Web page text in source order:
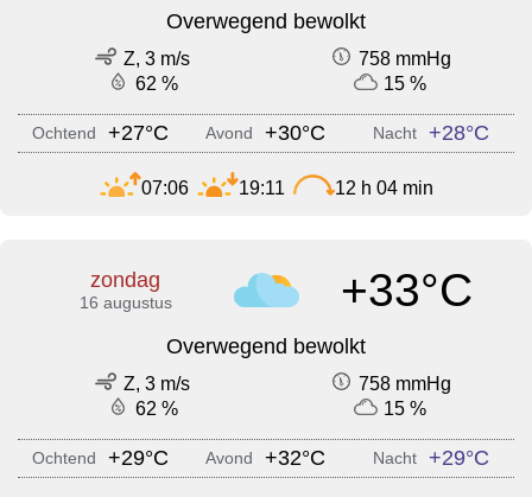
Overwegend bewolkt
Z, 3 m/s
758 mmHg
62 %
15 %
Ochtend +27°C Avond +30°C Nacht +28°C
07:06 19:11 12 h 04 min
zondag
16 augustus +33°C
Overwegend bewolkt
Z, 3 m/s
758 mmHg
62 %
15 %
Ochtend +29°C Avond +32°C Nacht +29°C